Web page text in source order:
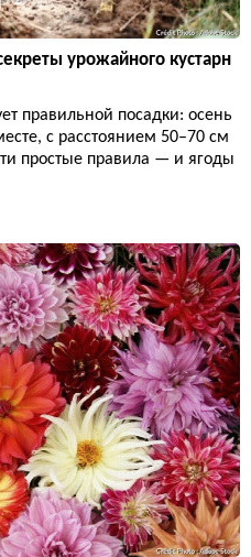
урожайного кустарн
правильной посадки: осень
с расстоянием 50–70 см
простые правила — и ягоды